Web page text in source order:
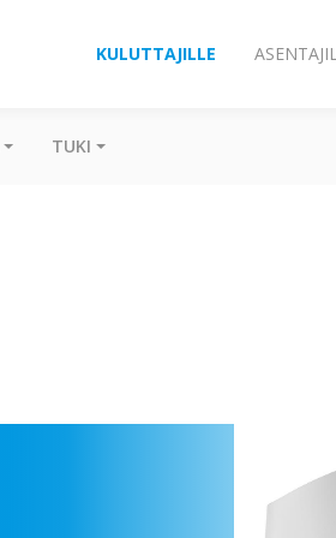
KULUTTAJILLE
TUKI